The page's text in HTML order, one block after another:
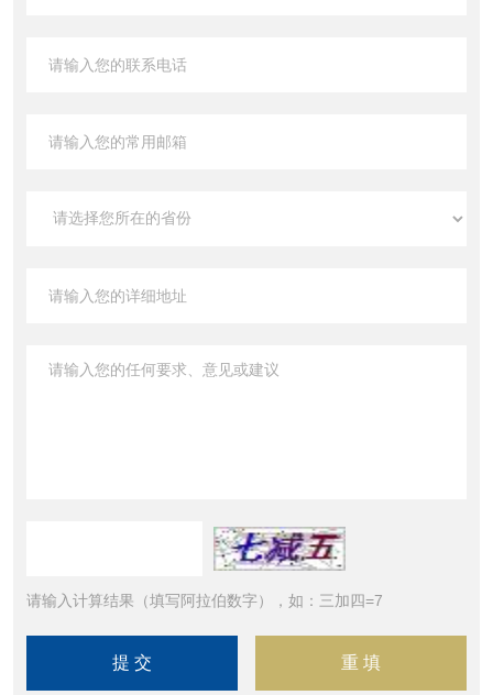
请输入计算结果（填写阿拉伯数字），如：三加四=7